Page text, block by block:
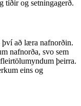
tíðir og setningagerð.
því að læra nafnorðin.
nafnorða, svo sem
þeirra.
eins og